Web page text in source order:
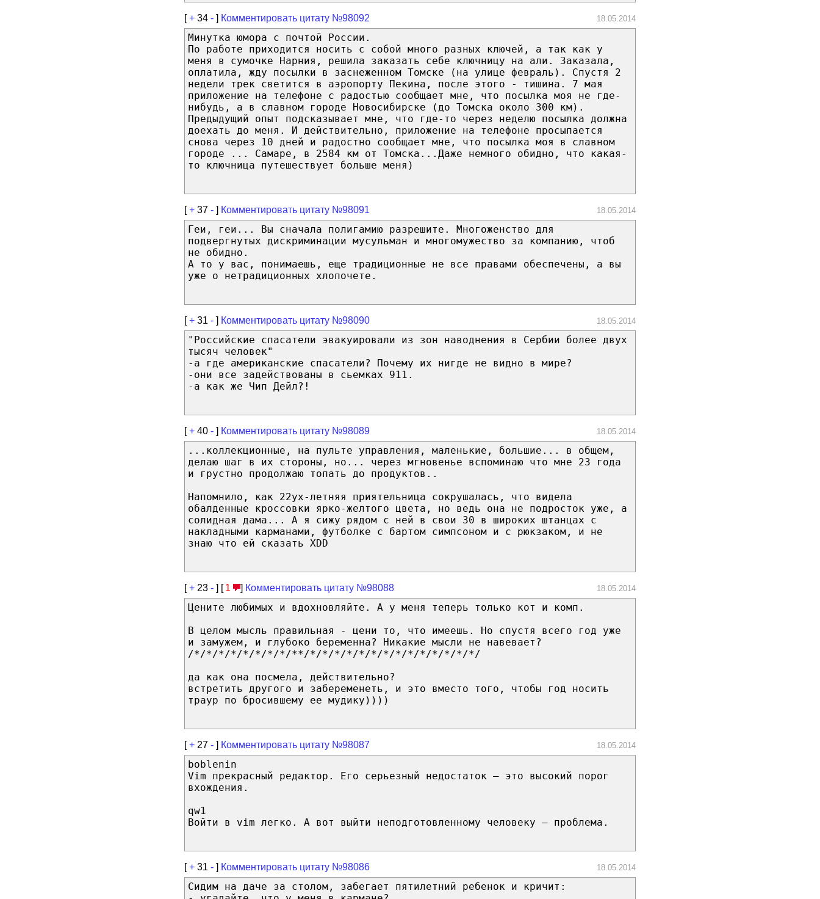
[+ 34 - ] Комментировать цитату №98092 18.05.2014
Минутка юмора с почтой России.
По работе приходится носить с собой много разных ключей, а так как у
меня в сумочке Нарния, решила заказать себе ключницу на али. Заказала,
оплатила, жду посылки в заснеженном Томске (на улице февраль). Спустя 2
недели трек светится в аэропорту Пекина, после этого - тишина. 7 мая
приложение на телефоне с радостью сообщает мне, что посылка моя не где-
нибудь, а в славном городе Новосибирске (до Томска около 300 км).
Предыдущий опыт подсказывает мне, что где-то через неделю посылка должна
доехать до меня. И действительно, приложение на телефоне просыпается
снова через 10 дней и радостно сообщает мне, что посылка моя в славном
городе ... Самаре, в 2584 км от Томска...Даже немного обидно, что какая-
то ключница путешествует больше меня)
[+ 37 - ] Комментировать цитату №98091 18.05.2014
Геи, геи... Вы сначала полигамию разрешите. Многоженство для
подвергнутых дискриминации мусульман и многомужество за компанию, чтоб
не обидно.
А то у вас, понимаешь, еще традиционные не все правами обеспечены, а вы
уже о нетрадиционных хлопочете.
[+ 31 - ] Комментировать цитату №98090 18.05.2014
"Российские спасатели эвакуировали из зон наводнения в Сербии более двух
тысяч человек"
-а где американские спасатели? Почему их нигде не видно в мире?
-они все задействованы в сьемках 911.
-а как же Чип Дейл?!
[+ 40 - ] Комментировать цитату №98089 18.05.2014
...коллекционные, на пульте управления, маленькие, большие... в общем,
делаю шаг в их стороны, но... через мгновенье вспоминаю что мне 23 года
и грустно продолжаю топать до продуктов..
Напомнило, как 22ух-летняя приятельница сокрушалась, что видела
обалденные кроссовки ярко-желтого цвета, но ведь она не подросток уже, а
солидная дама... А я сижу рядом с ней в свои 30 в широких штанцах с
накладными карманами, футболке с бартом симпсоном и с рюкзаком, и не
знаю что ей сказать XDD
[+ 23 - ] [ 1 ] Комментировать цитату №98088 18.05.2014
Цените любимых и вдохновляйте. А у меня теперь только кот и комп.
В целом мысль правильная - цени то, что имеешь. Но спустя всего год уже
и замужем, и глубоко беременна? Никакие мысли не навевает?
/*/*/*/*/*/*/*/*/**/*/*/*/*/*/*/*/*/*/*/*/*/*/*/
да как она посмела, действительно?
встретить другого и забеременеть, и это вместо того, чтобы год носить
траур по бpосившему ее мудику))))
[+ 27 - ] Комментировать цитату №98087 18.05.2014
boblenin
Vim прекрасный редактор. Его серьезный недостаток — это высокий порог
вхождения.
qw1
Войти в vim легко. А вот выйти неподготовленному человеку — проблема.
[+ 31 - ] Комментировать цитату №98086 18.05.2014
Сидим на даче за столом, забегает пятилетний ребенок и кричит: